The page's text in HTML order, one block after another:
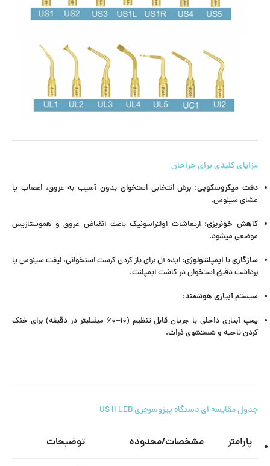
مزایای کلیدی برای جراحان
دقت میکروسکوپی: برش انتخابی استخوان بدون آسیب به عروق، اعصاب یا
غشای سینوس.
کاهش خونریزی: ارتعاشات اولتراسونیک باعث انقباض عروق و هموستازیس
موضعی میشود.
سازگاری با ایمپلنتولوژی: ایده آل برای باز کردن کرست استخوانی، لیفت سینوس یا
برداشت دقیق استخوان در کاشت ایمپلنت.
سیستم آبیاری هوشمند:
پمپ آبیاری داخلی با جریان قابل تنظیم (۱۰–۶۰ میلیلیتر در دقیقه) برای خنک
کردن ناحیه و شستشوی ذرات.
جدول مقایسه ای دستگاه پیزوسرجری US II LED
پارامتر مشخصات/محدوده توضیحات